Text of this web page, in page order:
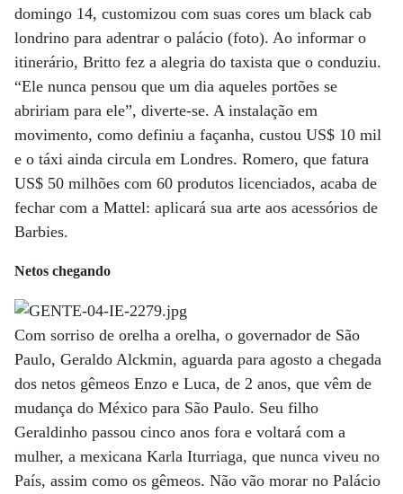
domingo 14, customizou com suas cores um black cab
londrino para adentrar o palácio (foto). Ao informar o
itinerário, Britto fez a alegria do taxista que o conduziu.
“Ele nunca pensou que um dia aqueles portões se
abririam para ele”, diverte-se. A instalação em
movimento, como definiu a façanha, custou US$ 10 mil
e o táxi ainda circula em Londres. Romero, que fatura
US$ 50 milhões com 60 produtos licenciados, acaba de
fechar com a Mattel: aplicará sua arte aos acessórios de
Barbies.
Netos chegando
Com sorriso de orelha a orelha, o governador de São
Paulo, Geraldo Alckmin, aguarda para agosto a chegada
dos netos gêmeos Enzo e Luca, de 2 anos, que vêm de
mudança do México para São Paulo. Seu filho
Geraldinho passou cinco anos fora e voltará com a
mulher, a mexicana Karla Iturriaga, que nunca viveu no
País, assim como os gêmeos. Não vão morar no Palácio